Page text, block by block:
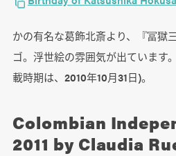
かの有名な葛飾北斎より、『冨獄
ゴ。浮世絵の雰囲気が出ています
載時期は、2010年10月31日)。
Colombian
2011 by Claudia